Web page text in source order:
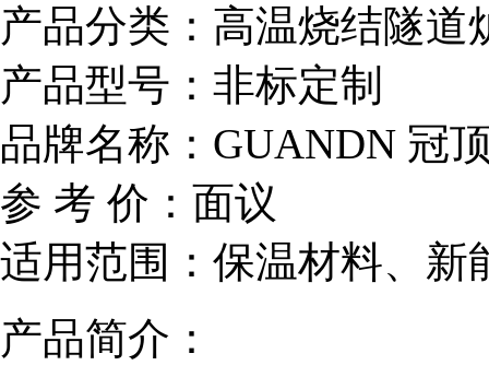
产品分类： 高温烧结隧道
产品型号： 非标定制
品牌名称： GUANDN 冠
参 考 价： 面议
适用范围： 保温材料、新
产品简介：